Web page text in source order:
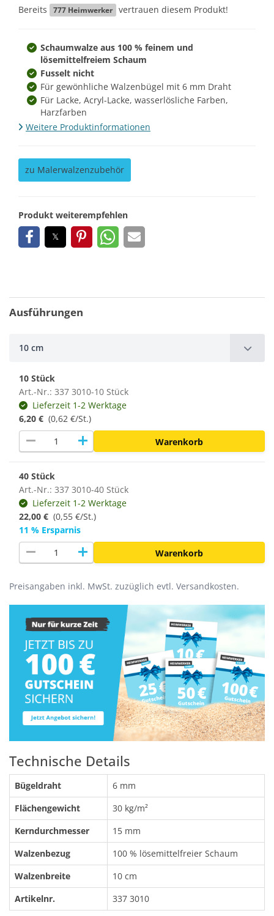
Bereits 777 Heimwerker vertrauen diesem Produkt!
Schaumwalze aus 100 % feinem und
lösemittelfreiem Schaum
Fusselt nicht
Für gewönhliche Walzenbügel mit 6 mm Draht
Für Lacke, Acryl-Lacke, wasserlösliche Farben,
Harzfarben
Weitere Produktinformationen
zu Malerwalzenzubehör
Produkt weiterempfehlen
Ausführungen
10 cm
10 Stück
Art.-Nr.: 337 3010-10 Stück
Lieferzeit 1-2 Werktage
6,20 € (0,62 €/St.)
remove add Warenkorb
40 Stück
Art.-Nr.: 337 3010-40 Stück
Lieferzeit 1-2 Werktage
22,00 € (0,55 €/St.)
11 % Ersparnis
remove add Warenkorb
Preisangaben inkl. MwSt. zuzüglich evtl. Versandkosten.
Technische Details
Bügeldraht
6 mm
Flächengewicht
30 kg/m²
Kerndurchmesser
15 mm
Walzenbezug
100 % lösemittelfreier Schaum
Walzenbreite
10 cm
Artikelnr.
337 3010